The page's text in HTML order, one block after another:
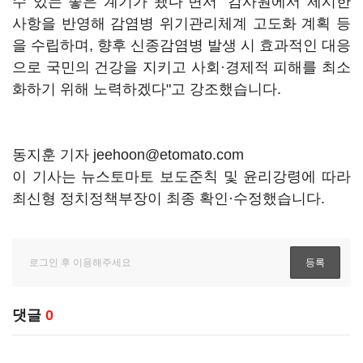
사항을 반영해 감염병 위기관리체계 고도화 계획 등
을 수립하며, 향후 신종감염병 발생 시 효과적인 대응
으로 국민의 건강을 지키고 사회·경제적 피해를 최소
화하기 위해 노력하겠다"고 강조했습니다.
동지훈 기자 jeehoon@etomato.com
이 기사는 뉴스토마토 보도준칙 및 윤리강령에 따라
최신형 정치정책부장이 최종 확인·수정했습니다.
댓글 0